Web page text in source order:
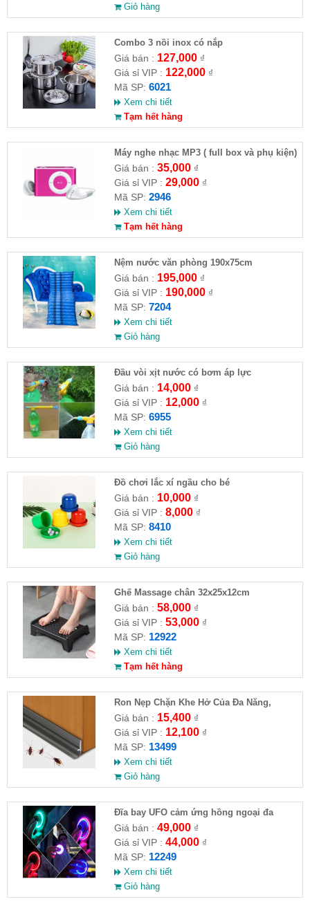
Giỏ hàng
Combo 3 nồi inox có nắp
Giá bán : 127,000₫
Giá sỉ VIP : 122,000₫
Mã SP: 6021
Xem chi tiết
Tạm hết hàng
Máy nghe nhạc MP3 ( full box và phụ kiện)
Giá bán : 35,000₫
Giá sỉ VIP : 29,000₫
Mã SP: 2946
Xem chi tiết
Tạm hết hàng
Nệm nước văn phòng 190x75cm
Giá bán : 195,000₫
Giá sỉ VIP : 190,000₫
Mã SP: 7204
Xem chi tiết
Giỏ hàng
Đầu vòi xịt nước có bơm áp lực
Giá bán : 14,000₫
Giá sỉ VIP : 12,000₫
Mã SP: 6955
Xem chi tiết
Giỏ hàng
Đồ chơi lắc xí ngầu cho bé
Giá bán : 10,000₫
Giá sỉ VIP : 8,000₫
Mã SP: 8410
Xem chi tiết
Giỏ hàng
Ghế Massage chân 32x25x12cm
Giá bán : 58,000₫
Giá sỉ VIP : 53,000₫
Mã SP: 12922
Xem chi tiết
Tạm hết hàng
Ron Nẹp Chặn Khe Hở Của Đa Năng,
Chống Côn Trùng( HĐ )
Giá bán : 15,400₫
Giá sỉ VIP : 12,100₫
Mã SP: 13499
Xem chi tiết
Giỏ hàng
Đĩa bay UFO cảm ứng hồng ngoại đa
chiều tự động bay về
Giá bán : 49,000₫
Giá sỉ VIP : 44,000₫
Mã SP: 12249
Xem chi tiết
Giỏ hàng